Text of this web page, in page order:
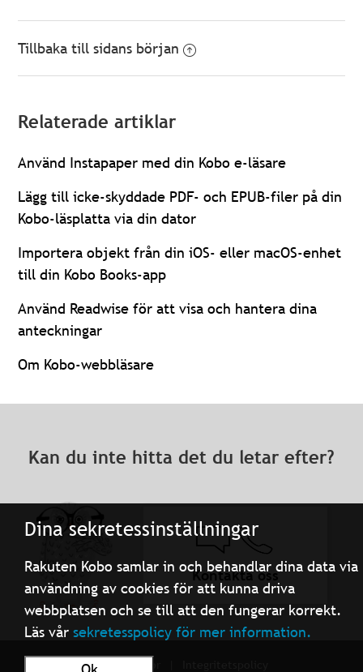
Dina sekretessinställningar
Rakuten Kobo samlar in och behandlar dina data via
användning av cookies för att kunna driva
webbplatsen och se till att den fungerar korrekt.
Läs vårsekretesspolicy för mer information.
Tillbaka till sidans början
Relaterade artiklar
Använd Instapaper med din Kobo e-läsare
Lägg till icke-skyddade PDF- och EPUB-filer på din
Kobo-läsplatta via din dator
Importera objekt från din iOS- eller macOS-enhet
till din Kobo Books-app
Använd Readwise för att visa och hantera dina
anteckningar
Om Kobo-webbläsare
Kan du inte hitta det du letar efter?
Kontakta oss
Användarvillkor